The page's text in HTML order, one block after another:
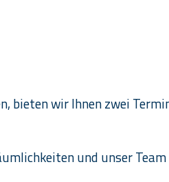
bieten wir Ihnen zwei
und unser